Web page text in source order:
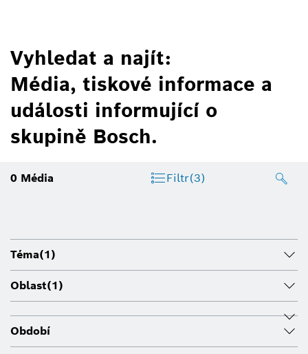
Vyhledat a najít:
Média, tiskové informace a
události informující o
skupině Bosch.
0 Média Filtr(3)
Téma(1)
Oblast(1)
Období